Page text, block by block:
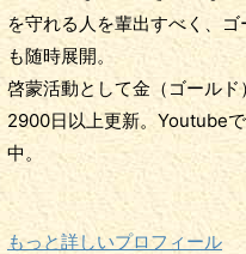
を守れる人を輩出すべく、
も随時展開。
啓蒙活動として金（ゴール
2900日以上更新。Youtube
中。
もっと詳しいプロフィール